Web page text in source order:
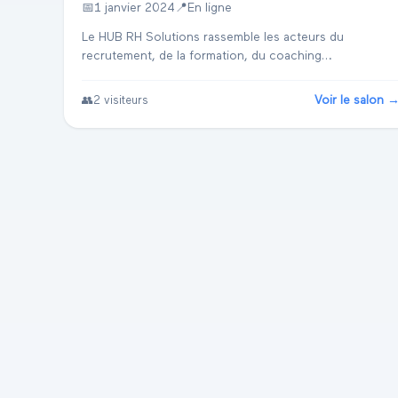
📅 1 janvier 2024 📍 En ligne
Le HUB RH Solutions rassemble les acteurs du
recrutement, de la formation, du coaching
entreprise. Les visiteurs trouvent ici des outils pour
👥2 visiteurs Voir le salon